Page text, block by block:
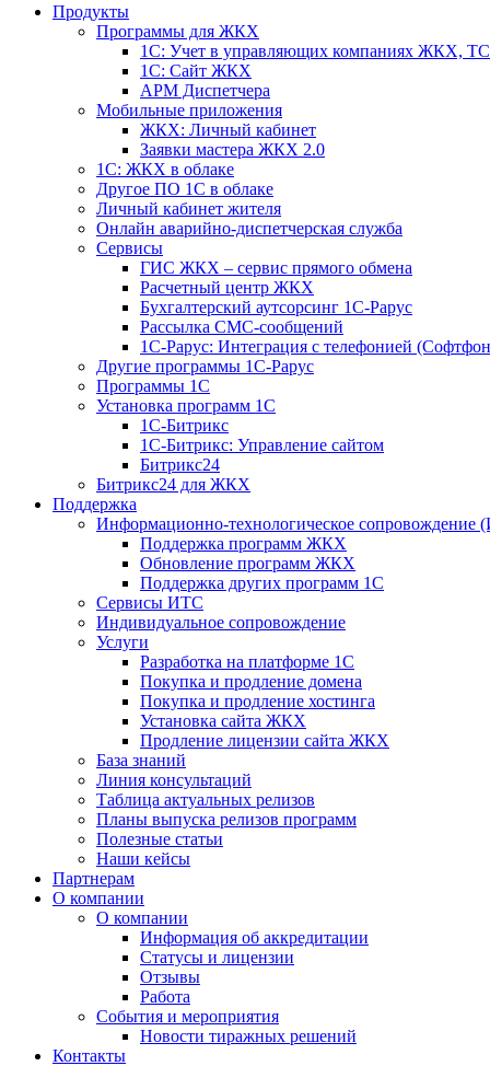
Продукты
Программы для ЖКХ
1С: Учет в управляющих компаниях ЖКХ,
1С: Сайт ЖКХ
АРМ Диспетчера
Мобильные приложения
ЖКХ: Личный кабинет
Заявки мастера ЖКХ 2.0
1С: ЖКХ в облаке
Другое ПО 1С в облаке
Личный кабинет жителя
Онлайн аварийно-диспетчерская служба
Сервисы
ГИС ЖКХ – сервис прямого обмена
Расчетный центр ЖКХ
Бухгалтерский аутсорсинг 1С-Рарус
Рассылка СМС-сообщений
1С-Рарус: Интеграция с телефонией
Другие программы 1С-Рарус
Программы 1С
Установка программ 1С
1С-Битрикс
1С-Битрикс: Управление сайтом
Битрикс24
Битрикс24 для ЖКХ
Поддержка
Информационно-технологическое сопровождение
Поддержка программ ЖКХ
Обновление программ ЖКХ
Поддержка других программ 1С
Сервисы ИТС
Индивидуальное сопровождение
Услуги
Разработка на платформе 1С
Покупка и продление домена
Покупка и продление хостинга
Установка сайта ЖКХ
Продление лицензии сайта ЖКХ
База знаний
Линия консультаций
Таблица актуальных релизов
Планы выпуска релизов программ
Полезные статьи
Наши кейсы
Партнерам
О компании
О компании
Информация об аккредитации
Статусы и лицензии
Отзывы
Работа
События и мероприятия
Новости тиражных решений
Контакты